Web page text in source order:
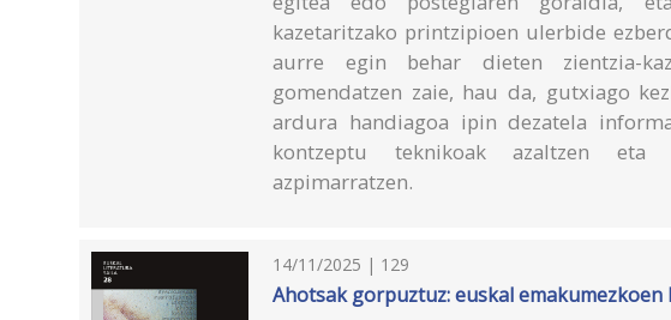
kazetaritzako printzipioen ulerbide
aurre egin behar dieten zientzia-
gomendatzen zaie, hau da, gutxiago
ardura handiagoa ipin dezatela
kontzeptu teknikoak azaltzen eta
azpimarratzen.
14/11/2025 | 129
Ahotsak gorpuztuz: euskal emakumezkoen